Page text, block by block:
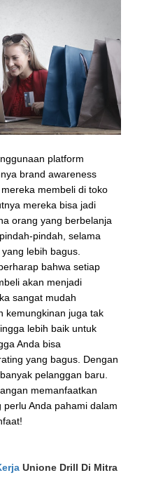
platform
brand awareness
membeli di toko
mereka bisa jadi
orang yang berbelanja
pindah, selama
lebih bagus.
bahwa setiap
akan menjadi
sangat mudah
kemungkinan juga tak
lebih baik untuk
Anda bisa
yang bagus. Dengan
pelanggan baru.
memanfaatkan
Anda pahami dalam
Unione Drill Di Mitra